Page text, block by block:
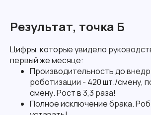
Результат, точка Б
Цифры, которые увидело
первый же месяце:
Производительность до
роботизации - 420 шт./смену,
смену. Рост в 3,3 раза!
Полное исключение брака.